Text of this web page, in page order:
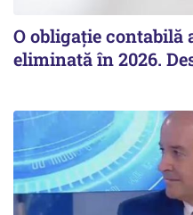
O obligație contabilă
eliminată în 2026.